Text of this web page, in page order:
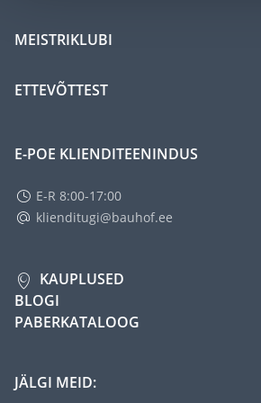
MEISTRIKLUBI
ETTEVÕTTEST
E-POE KLIENDITEENINDUS
E-R 8:00-17:00
klienditugi@bauhof.ee
KAUPLUSED
BLOGI
PABERKATALOOG
JÄLGI MEID: